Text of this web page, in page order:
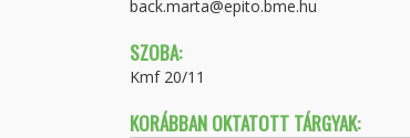
back.marta@epito.bme.hu
SZOBA:
Kmf 20/11
KORÁBBAN OKTATOTT TÁRGYAK: